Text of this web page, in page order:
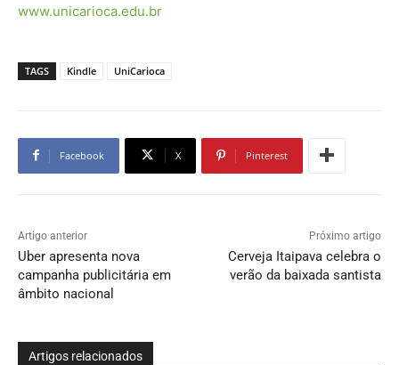
www.unicarioca.edu.br
TAGS Kindle UniCarioca
Facebook X Pinterest
Artigo anterior
Uber apresenta nova
campanha publicitária em
âmbito nacional
Próximo artigo
Cerveja Itaipava celebra o
verão da baixada santista
Artigos relacionados